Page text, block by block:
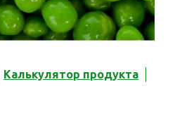
Калькулятор продукта